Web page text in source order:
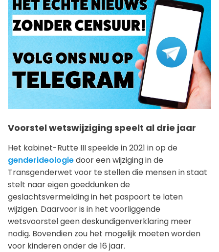
Voorstel wetswijziging speelt al drie jaar
Het kabinet-Rutte III speelde in 2021 in op de
genderideologiedoor een wijziging in de
Transgenderwet voor te stellen die mensen in staat
stelt naar eigen goeddunken de
geslachtsvermelding in het paspoort te laten
wijzigen. Daarvoor is in het voorliggende
wetsvoorstel geen deskundigenverklaring meer
nodig. Bovendien zou het mogelijk moeten worden
voor kinderen onder de 16 jaar.